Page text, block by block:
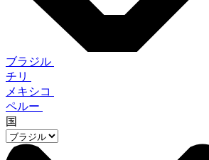
ブラジル
チリ
メキシコ
ペルー
国